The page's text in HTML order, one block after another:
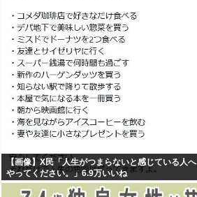
【画像】X民「人生がつまらないと感じている人
やってください。」6.9万いいね